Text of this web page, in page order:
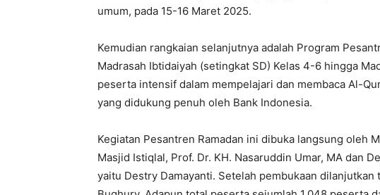
umum, pada 15-16 Maret 2025.
Kemudian rangkaian selanjutnya adalah Program
Madrasah Ibtidaiyah (setingkat SD) Kelas 4-6 hingga
peserta intensif dalam mempelajari dan membaca Al-
yang didukung penuh oleh Bank Indonesia.
Kegiatan Pesantren Ramadan ini dibuka langsung oleh
Masjid Istiqlal, Prof. Dr. KH. Nasaruddin Umar, MA dan
yaitu Destry Damayanti. Setelah pembukaan